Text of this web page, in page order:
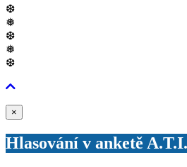
❆
❅
❆
❅
❆
×
Hlasování v anketě